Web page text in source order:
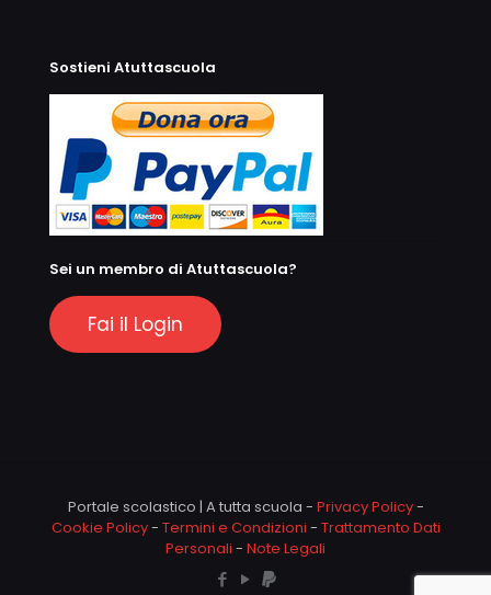
Sostieni Atuttascuola
Sei un membro di Atuttascuola?
Fai il Login
Portale scolastico | A tutta scuola - Privacy Policy-
Cookie Policy- Termini e Condizioni - Trattamento Dati
Personali - Note Legali